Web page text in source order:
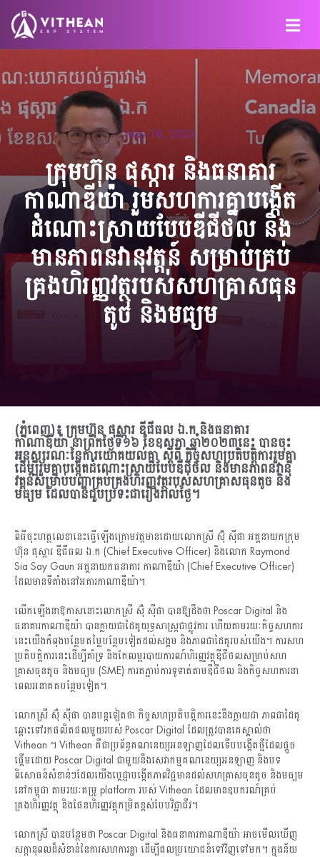
May 18, 2023
ក្រុមហ៊ុន ផុស្ការ និងធនាគារ
កាណាឌីយ៉ា រួមសហការគ្នាបង្កើត
ដំណោះស្រាយបែបឌីជីថល និង
មានភាពនវានុវត្តន៍ សម្រាប់គ្រប់
គ្រងហិរញ្ញវត្ថុរបស់សហគ្រាសធុន
តូច និងមធ្យម
(ភ្នំពេញ)៖ ក្រុមហ៊ុន ផុស្ការ ឌីជីធល ឯ.ក និងធនាគារ
កាណាឌីយ៉ា នាព្រឹកថ្ងៃទី១៦ ខែឧសភា ឆ្នាំ២០២៣នេះ បានចុះ
អនុស្សរណៈនៃការយោគយល់គ្នា ស្តីពី កិច្ចសហប្រតិបត្តិការរួមគ្នា
ដើម្បីរួមគ្នាបង្កើតដំណោះស្រាយបែបឌីជីថល និងមានភាពនវានុ
វត្តន៍សម្រាប់បញ្ហាគ្រប់គ្រងហិរញ្ញវត្ថុរបស់សហគ្រាសធុនតូច និង
មធ្យម ដែលបានជួបប្រទះជារៀងរាល់ថ្ងៃ។
ពិធីចុះហត្ថលេខានេះធ្វើឡើងក្រោមវត្តមានដោយលោកស្រី ស៊ុំ ស៊ីផា អគ្គនាយកក្រុម
ហ៊ុន ផុស្ការ ឌីជីធល ឯ.ក (Chief Executive Officer) និងលោក Raymond
Sia Say Gaun អគ្គនាយកធនាគារ កាណាឌីយ៉ា (Chief Executive Officer)
ដែលមានទីតាំងនៅអគារកាណាឌីយ៉ា។
លើកឡើងនាឱកាសនោះលោកស្រី ស៊ុំ ស៊ីផា បានឱ្យដឹងថា Poscar Digital និង
ធនាគារកាណាឌីយ៉ា បានក្លាយជាដៃគូយុទ្ធសាស្ត្រជាផ្លូវការ ហើយតាមរយៈកិច្ចសហការ
នេះយើងកំពុងបន្ថែមតម្លៃបន្ថែមទៀតដល់សង្គម និងភាពជាដៃគូរបស់យើង។ ការសហ
ប្រតិបត្តិការនេះដើម្បីគាំទ្រ និងកែលម្អរបាយការណ៍ហិរញ្ញវត្ថុឌីជីថលសម្រាប់សហ
គ្រាសធុនតូច និងមធ្យម (SME) ការតភ្ជាប់ការទូទាត់តាមឌីជីថល និងកិច្ចសហការនា
ពេលអនាគតបន្ថែមទៀត។
លោកស្រី ស៊ុំ ស៊ីផា បានបន្តទៀតថា កិច្ចសហប្រតិបត្តិការនេះនឹងក្លាយជា ភាពជាដៃគូ
ឆ្ពោះទៅរកផលិតផលមួយរបស់ Poscar Digital ដែលត្រូវបានគេស្គាល់ថា
Vithean ។ Vithean គឺជាប្រព័ន្ធគណនេយ្យអនឡាញដែលទើបបង្កើតថ្មីដែលផ្តួច
ផ្តើមដោយ Poscar Digital ជាមួយនឹងសេវាកម្មគណនេយ្យអនឡាញ និងបទ
ពិសោធន៍សំខាន់ៗដែលយើងប្តេជ្ញាបង្កើតភាពវិជ្ជមានដល់សហគ្រាសធុនតូច និងមធ្យម
នៅកម្ពុជា តាមរយៈគម្រូ platform របស់ Vithean ដែលមានឧបករណ៍គ្រប់
គ្រងហិរញ្ញវត្ថុ និងផែនហិរញ្ញវត្ថុកម្រិតខ្ពស់បែបវិជ្ជាជីវ។
លោកស្រី បានបន្ថែមថា Poscar Digital និងធនាគារកាណាឌីយ៉ា អាចមើលឃើញ
សក្តានុពលដ៏សំខាន់នៃការសហការគ្នា ដើម្បីផលប្រយោជន៍ទៅវិញទៅមក។ ក្នុងន័យ